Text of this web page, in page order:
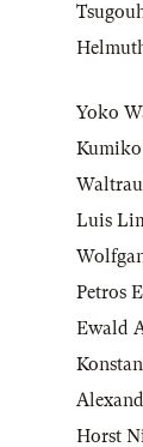
Yoko
Luis
Petros
Ewald
Horst